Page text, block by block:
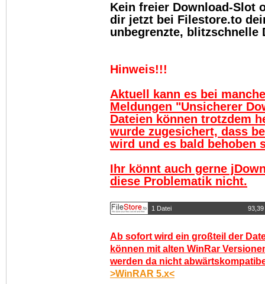
Kein freier Download-Slot
dir jetzt bei Filestore.to
unbegrenzte, blitzschnelle
Hinweis!!!
Aktuell kann es bei
Meldungen "Unsicherer
Dateien können trotzdem
wurde zugesichert, dass
wird und es bald behoben
Ihr könnt auch gerne
diese Problematik nicht.
1 Datei 93,39
Ab sofort wird ein großteil der
können mit alten WinRar
werden da nicht
>WinRAR 5.x<